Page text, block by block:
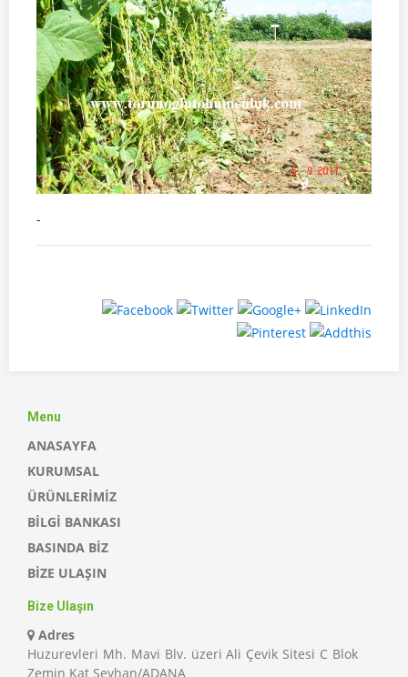
-
Menu
ANASAYFA
KURUMSAL
ÜRÜNLERİMİZ
BİLGİ BANKASI
BASINDA BİZ
BİZE ULAŞIN
Bize Ulaşın
Adres
Huzurevleri Mh. Mavi Blv. üzeri Ali Çevik Sitesi C Blok
Zemin Kat Seyhan/ADANA